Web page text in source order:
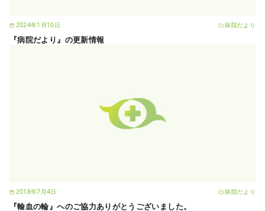
2024年1月10日 病院だより
『病院だより』の更新情報
2018年7月4日 病院だより
『輸血の輪』へのご協力ありがとうございました。